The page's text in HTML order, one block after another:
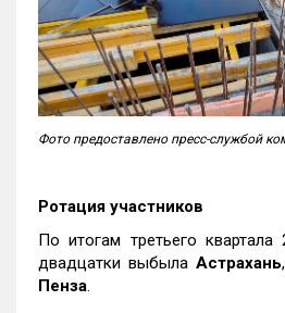
Фото предоставлено пресс-службой
Ротация участников
По итогам третьего
двадцатки выбыла Астрахань
Пенза.